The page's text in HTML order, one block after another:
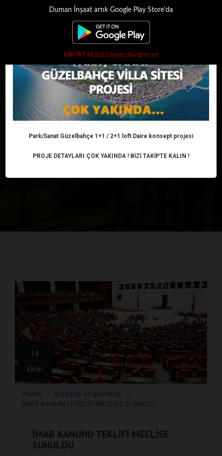
Duman İnşaat artık Google Play Store'da
KAPAT Mobil siteye devarm et
İMAR KANUNU
TEKLİFİ MECLİSE
SUNULDU
İMAR KANUNU TEKLİFİ MECLİSE SUNULDU
14
Ekim
Haber
İş sağlığı ve güvenliği
İMAR KANUNU TEKLİFİ MECLİSE SUNULDU
İMAR KANUNU TEKLİFİ MECLİSE
SUNULDU
Park/Sanat Güzelbahçe 1+1 / 2+1 loft Daire konsept projesi
PROJE DETAYLARI ÇOK YAKINDA ! BİZİ TAKİPTE KALIN !